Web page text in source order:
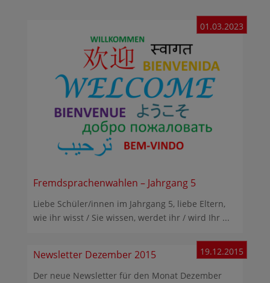
Fremdsprachenwahlen – Jahrgang 5
01.03.2023
Liebe Schüler/innen im Jahrgang 5, liebe Eltern,
wie ihr wisst / Sie wissen, werdet ihr / wird Ihr ...
Newsletter Dezember 2015 19.12.2015
Der neue Newsletter für den Monat Dezember